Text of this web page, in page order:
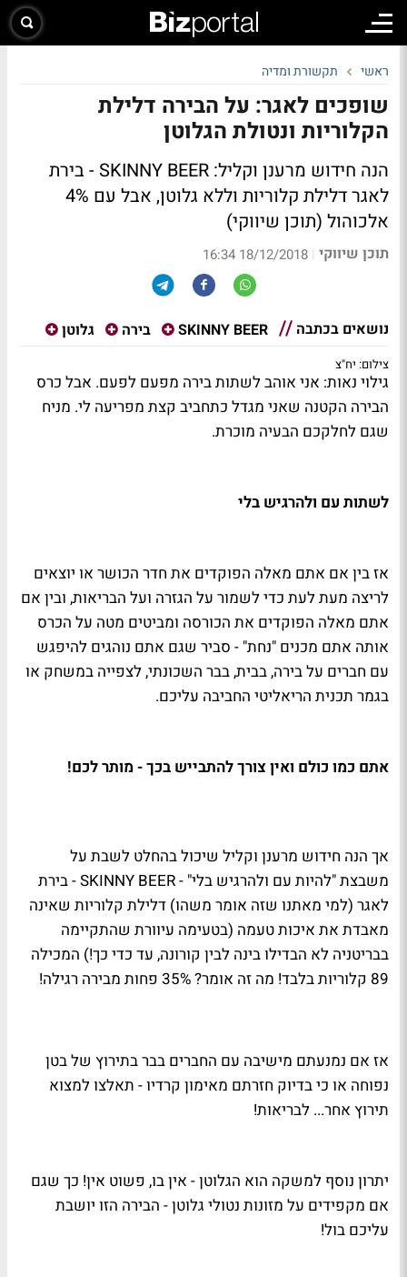
ראשי תקשורת ומדיה
שופכים לאגר: על הבירה דלילת
הקלוריות ונטולת הגלוטן
הנה חידוש מרענן וקליל: SKINNY BEER - בירת
לאגר דלילת קלוריות וללא גלוטן, אבל עם 4%
אלכוהול (תוכן שיווקי)
תוכן שיווקי |
18/12/2018 16:34
נושאים בכתבה SKINNY BEER בירה גלוטן
צילום: יח"צ
גילוי נאות: אני אוהב לשתות בירה מפעם לפעם. אבל כרס
הבירה הקטנה שאני מגדל כתחביב קצת מפריעה לי. מניח
שגם לחלקכם הבעיה מוכרת.
לשתות עם ולהרגיש בלי
אז בין אם אתם מאלה הפוקדים את חדר הכושר או יוצאים
לריצה מעת לעת כדי לשמור על הגזרה ועל הבריאות, ובין אם
אתם מאלה הפוקדים את הכורסה ומביטים מטה על הכרס
אותה אתם מכנים "נחת" - סביר שגם אתם נוהגים להיפגש
עם חברים על בירה, בבית, בבר השכונתי, לצפייה במשחק או
בגמר תכנית הריאליטי החביבה עליכם.
אתם כמו כולם ואין צורך להתבייש בכך - מותר לכם!
אך הנה חידוש מרענן וקליל שיכול בהחלט לשבת על
משבצת "להיות עם ולהרגיש בלי" -SKINNY BEER- בירת
לאגר (למי מאתנו שזה אומר משהו) דלילת קלוריות שאינה
מאבדת את איכות טעמה (בטעימה עיוורת שהתקיימה
בבריטניה לא הבדילו בינה לבין קורונה, עד כדי כך!) המכילה
89 קלוריות בלבד! מה זה אומר? 35% פחות מבירה רגילה!
אז אם נמנעתם מישיבה עם החברים בבר בתירוץ של בטן
נפוחה או כי בדיוק חזרתם מאימון קרדיו - תאלצו למצוא
תירוץ אחר... לבריאות!
יתרון נוסף למשקה הוא הגלוטן - אין בו, פשוט אין! כך שגם
אם מקפידים על מזונות נטולי גלוטן - הבירה הזו יושבת
עליכם בול!